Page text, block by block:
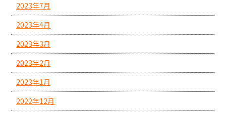
2023年7月
2023年4月
2023年3月
2023年2月
2023年1月
2022年12月